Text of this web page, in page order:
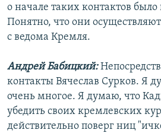
о начале таких контактов
Понятно, что они
с ведома Кремля.
Андрей Бабицкий:
контакты Вячеслав Сурков. Я
очень многое. Я думаю, что
убедить своих кремлевских
действительно поверг ниц